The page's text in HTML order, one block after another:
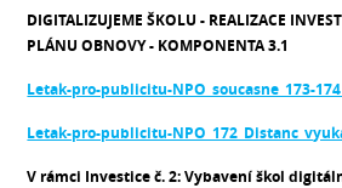
DIGITALIZUJEME ŠKOLU - REALIZACE
PLÁNU OBNOVY - KOMPONENTA 3.1
Letak-pro-publicitu-NPO_soucasne_173-
Letak-pro-publicitu-
V rámci Investice č. 2: Vybavení škol